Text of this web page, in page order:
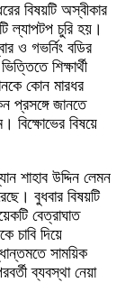
বিষয়টি অস্বীকার
ল্যাপটপ চুরি হয়।
ও গভর্নিং বডির
শিক্ষার্থী
কোন মারধর
প্রসঙ্গে জানতে
বিক্ষোভের বিষয়ে
শাহাব উদ্দিন লেমন
বুধবার বিষয়টি
বেত্রাঘাত
চাবি দিয়ে
সাময়িক
ব্যবস্থা নেয়া